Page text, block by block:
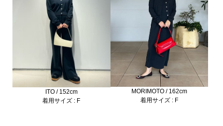
ITO / 152cm
着用サイズ : F
MORIMOTO / 162cm
着用サイズ : F